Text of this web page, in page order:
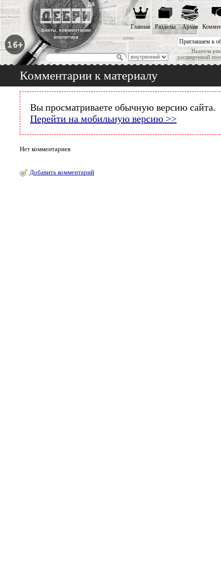
Приглашаем к
Надоела
расширенный
Главная Разделы Архив
Комментарии к материалу
Вы просматриваете обычную версию сайта.
Перейти на мобильную версию >>
Нет комментариев
Добавить комментарий